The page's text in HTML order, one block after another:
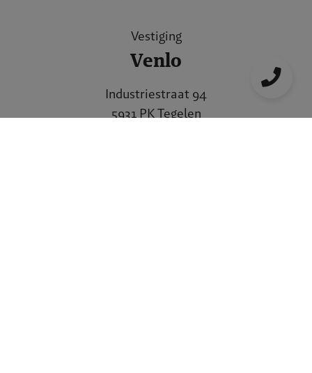
Vestiging
Venlo
Industriestraat 94
5931 PK Tegelen